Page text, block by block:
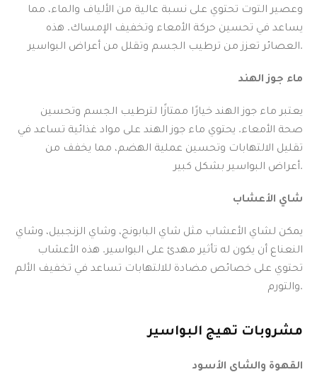
وعصير التوت تحتوي على نسبة عالية من الألياف والماء، مما
يساعد في تحسين حركة الأمعاء وتخفيف الإمساك. هذه
العصائر تعزز من ترطيب الجسم وتقلل من أعراض البواسير.
ماء جوز الهند
يعتبر ماء جوز الهند خيارًا ممتازًا لترطيب الجسم وتحسين
صحة الأمعاء. يحتوي ماء جوز الهند على مواد غذائية تساعد في
تقليل الالتهابات وتحسين عملية الهضم، مما يخفف من
أعراض البواسير بشكل كبير.
شاي الأعشاب
يمكن لشاي الأعشاب مثل شاي البابونج، وشاي الزنجبيل، وشاي
النعناع أن يكون له تأثير مهدئ على البواسير. هذه الأعشاب
تحتوي على خصائص مضادة للالتهابات تساعد في تخفيف الألم
والتورم.
مشروبات تهيج البواسير
القهوة والشاي الأسود